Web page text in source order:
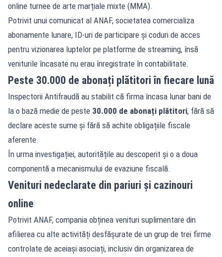
online turnee de arte marțiale mixte (MMA).
Potrivit unui comunicat al ANAF, societatea comercializa
abonamente lunare, ID-uri de participare și coduri de acces
pentru vizionarea luptelor pe platforme de streaming, însă
veniturile încasate nu erau înregistrate în contabilitate.
Peste 30.000 de abonați plătitori în fiecare lună
Inspectorii Antifraudă au stabilit că firma încasa lunar bani de
la o bază medie de peste 30.000 de abonați plătitori, fără să
declare aceste sume și fără să achite obligațiile fiscale
aferente.
În urma investigației, autoritățile au descoperit și o a doua
componentă a mecanismului de evaziune fiscală.
Venituri nedeclarate din pariuri și cazinouri
online
Potrivit ANAF, compania obținea venituri suplimentare din
afilierea cu alte activități desfășurate de un grup de trei firme
controlate de aceiași asociați, inclusiv din organizarea de